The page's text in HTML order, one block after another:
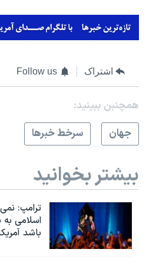
اشتراک Follow us
همچنبن ببینید:
جهان
سرخط خبرها
بیشتر بخوانید
ترامپ:
اسلامی به
باشد